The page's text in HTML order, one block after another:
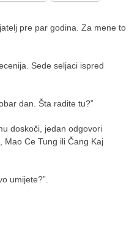
pre par godina. Za mene to
Sede seljaci ispred
dan. Šta radite tu?”
doskoči, jedan odgovori
Mao Ce Tung ili Čang Kaj
umijete?”.